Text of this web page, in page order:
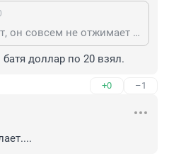
Лучше сбера банка нет, он совсем не отжимает бизнес админресурсом, самый честный банк на свете управляемый самыми честными и умными людьми
доллар по 20 взял.
+0 –1